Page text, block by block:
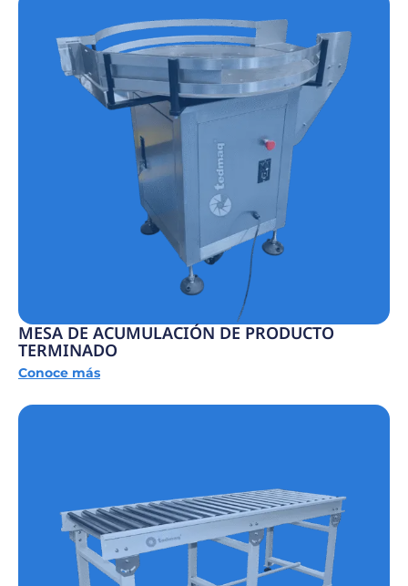
MESA DE ACUMULACIÓN DE PRODUCTO
TERMINADO
Conoce más